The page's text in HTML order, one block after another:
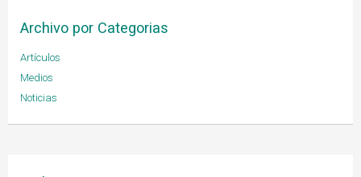
Archivo por Categorias
Artículos
Medios
Noticias